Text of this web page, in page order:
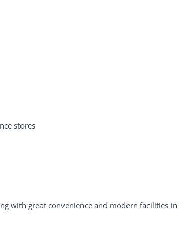
stores
with great convenience and modern facilities in